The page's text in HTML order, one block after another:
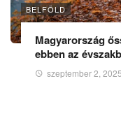
BELFÖLD
Magyarország
ebben az
szeptember 2, 2025